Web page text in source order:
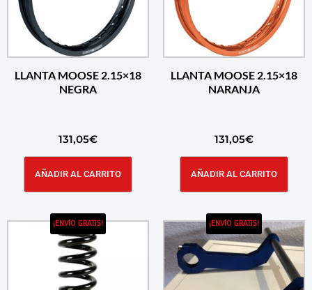
LLANTA MOOSE 2.15×18
NEGRA
131,05€
AÑADIR AL CARRITO
LLANTA MOOSE 2.15×18
NARANJA
131,05€
AÑADIR AL CARRITO
¡ENVÍO GRATIS! ¡ENVÍO GRATIS!